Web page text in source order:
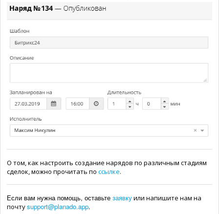
О том, как настроить создание нарядов по различным стадиям
сделок, можно прочитать по ссылке.
Если вам нужна помощь, оставьте заявкуили напишите нам на
почтуsupport@planado.app.